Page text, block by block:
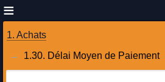
1. Achats
1.30. Délai Moyen de Paiement